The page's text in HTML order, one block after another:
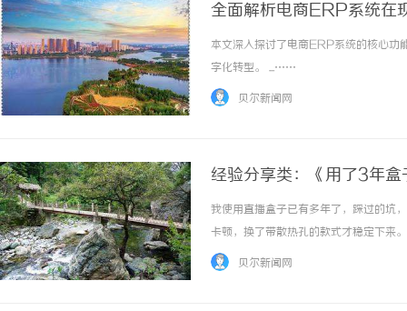
全面解析电商ERP系统在
本文深入探讨了电商ERP系统的核心功
字化转型。 ...……
贝尔新闻网
经验分享类：《用了3年
我使用直播盒子已有多年了，踩过的坑
卡顿，换了带散热孔的款式才稳定下来
AmlogicS905X4芯片的某款机型可流
贝尔新闻网